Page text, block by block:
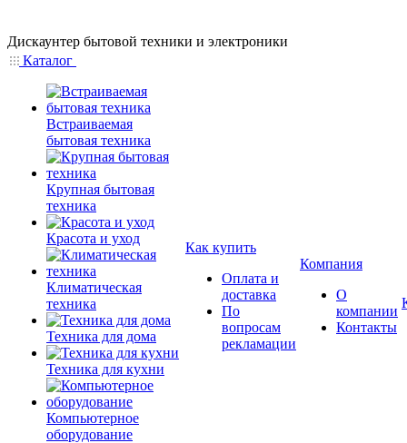
Дискаунтер бытовой техники и электроники
Каталог
Встраиваемая
бытовая техника
Крупная бытовая
техника
Красота и уход
Климатическая
техника
Техника для дома
Техника для кухни
Компьютерное
оборудование
Как купить
Оплата и
доставка
По
вопросам
рекламации
Компания
О
компании
Контакты